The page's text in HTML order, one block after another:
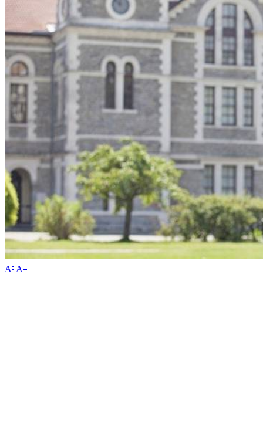
A- A+